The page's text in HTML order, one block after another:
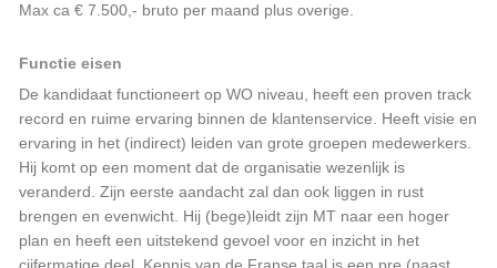
Max ca € 7.500,- bruto per maand plus overige.
Functie eisen
De kandidaat functioneert op WO niveau, heeft een proven track
record en ruime ervaring binnen de klantenservice. Heeft visie en
ervaring in het (indirect) leiden van grote groepen medewerkers.
Hij komt op een moment dat de organisatie wezenlijk is
veranderd. Zijn eerste aandacht zal dan ook liggen in rust
brengen en evenwicht. Hij (bege)leidt zijn MT naar een hoger
plan en heeft een uitstekend gevoel voor en inzicht in het